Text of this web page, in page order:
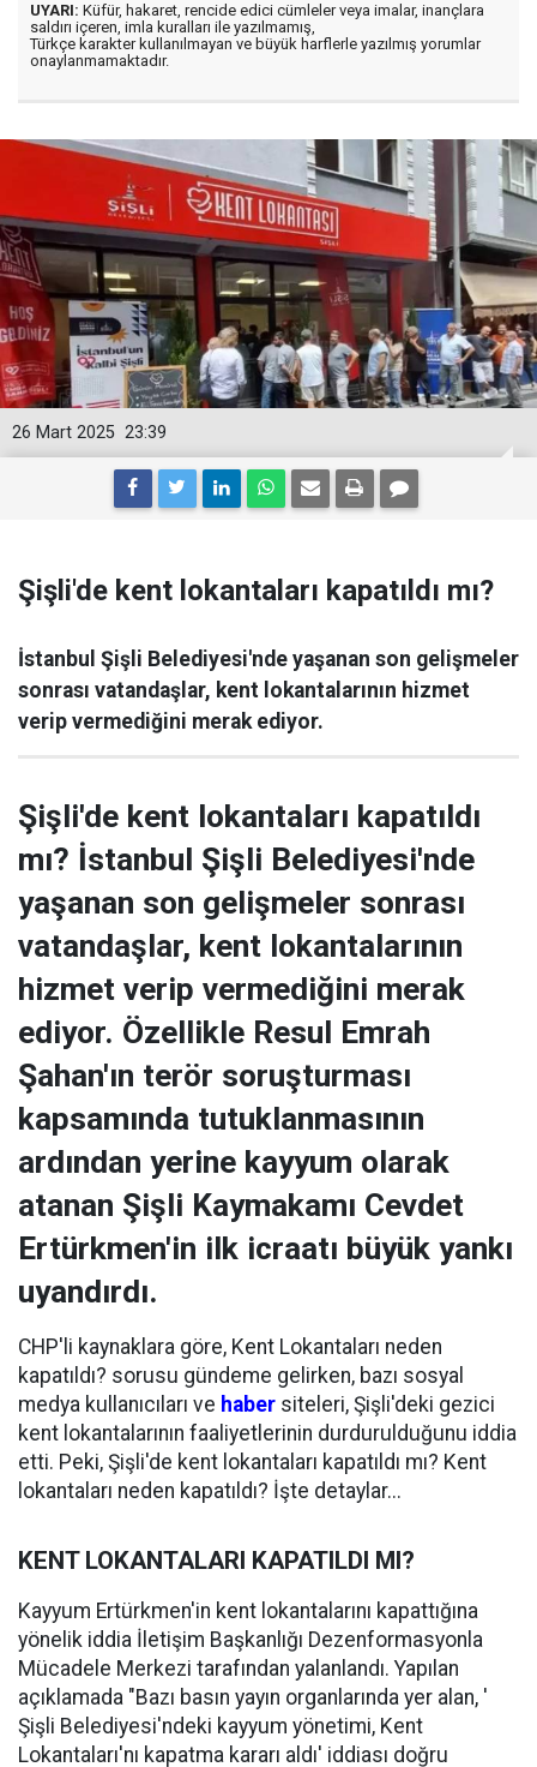
UYARI: Küfür, hakaret, rencide edici cümleler veya imalar, inançlara
saldırı içeren, imla kuralları ile yazılmamış,
Türkçe karakter kullanılmayan ve büyük harflerle yazılmış yorumlar
onaylanmamaktadır.
23:39
26 Mart 2025
Şişli'de kent lokantaları kapatıldı mı?
İstanbul Şişli Belediyesi'nde yaşanan son gelişmeler
sonrası vatandaşlar, kent lokantalarının hizmet
verip vermediğini merak ediyor.
Şişli'de kent lokantaları kapatıldı
mı? İstanbul Şişli Belediyesi'nde
yaşanan son gelişmeler sonrası
vatandaşlar, kent lokantalarının
hizmet verip vermediğini merak
ediyor. Özellikle Resul Emrah
Şahan'ın terör soruşturması
kapsamında tutuklanmasının
ardından yerine kayyum olarak
atanan Şişli Kaymakamı Cevdet
Ertürkmen'in ilk icraatı büyük yankı
uyandırdı.
CHP'li kaynaklara göre, Kent Lokantaları neden
kapatıldı? sorusu gündeme gelirken, bazı sosyal
medya kullanıcıları ve haber siteleri, Şişli'deki gezici
kent lokantalarının faaliyetlerinin durdurulduğunu iddia
etti. Peki, Şişli'de kent lokantaları kapatıldı mı? Kent
lokantaları neden kapatıldı? İşte detaylar...
KENT LOKANTALARI KAPATILDI MI?
Kayyum Ertürkmen'in kent lokantalarını kapattığına
yönelik iddia İletişim Başkanlığı Dezenformasyonla
Mücadele Merkezi tarafından yalanlandı. Yapılan
açıklamada "Bazı basın yayın organlarında yer alan, '
Şişli Belediyesi'ndeki kayyum yönetimi, Kent
Lokantaları'nı kapatma kararı aldı' iddiası doğru